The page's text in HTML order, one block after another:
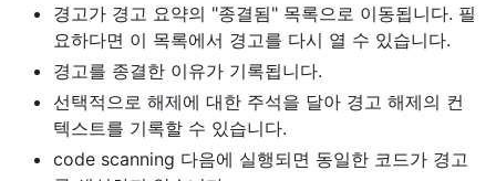
경고가 경고 요약의 "종결됨" 목록으로 이동됩니다. 필
요하다면 이 목록에서 경고를 다시 열 수 있습니다.
경고를 종결한 이유가 기록됩니다.
선택적으로 해제에 대한 주석을 달아 경고 해제의 컨
텍스트를 기록할 수 있습니다.
code scanning 다음에 실행되면 동일한 코드가 경고